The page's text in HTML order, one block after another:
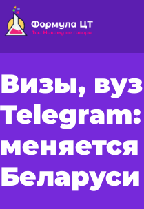
Визы,
меняется